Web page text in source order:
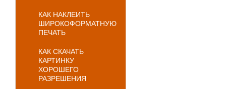
КАК НАКЛЕИТЬ
ШИРОКОФОРМАТНУЮ
ПЕЧАТЬ
КАК СКАЧАТЬ
КАРТИНКУ
ХОРОШЕГО
РАЗРЕШЕНИЯ